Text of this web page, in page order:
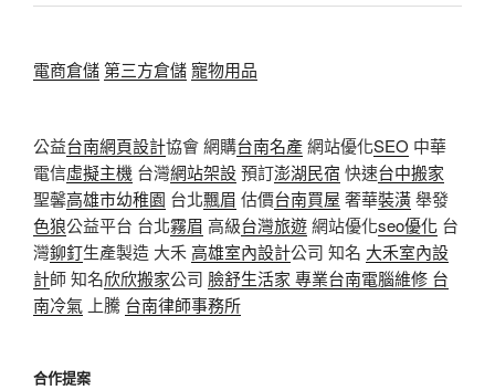
電商倉儲第三方倉儲寵物用品
公益台南網頁設計協會 網購台南名產網站優化SEO 中華
電信虛擬主機 台灣網站架設預訂澎湖民宿 快速台中搬家
聖馨高雄市幼稚園 台北飄眉 估價台南買屋 奢華裝潢舉發
色狼公益平台 台北霧眉 高級台灣旅遊網站優化seo優化 台
灣鉚釘生產製造 大禾高雄室內設計公司 知名 大禾室內設
計師 知名欣欣搬家公司 臉舒生活家 專業台南電腦維修 台
南冷氣 上騰 台南律師事務所
合作提案